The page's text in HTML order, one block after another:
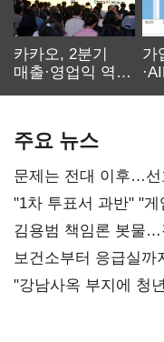
카카오, 2분기
매출·영업익 역대
가
주요 뉴스
문제는 전대 이후…선
불복'
"1차 투표서 과반" "
김용범 책임론 봇물…
보건소부터 응급실
"강남사옥 부지에 청